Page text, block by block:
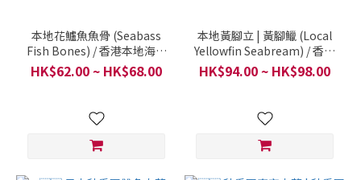
本地花鱸魚魚骨 (Seabass
Fish Bones) / 香港本地海魚
/ 每份約400克
HK$62.00 ~ HK$68.00
本地黃腳立 | 黃腳鱲 (Local
Yellowfin Seabream) / 香港
本地海魚 / 每條約250-300克
HK$94.00 ~ HK$98.00